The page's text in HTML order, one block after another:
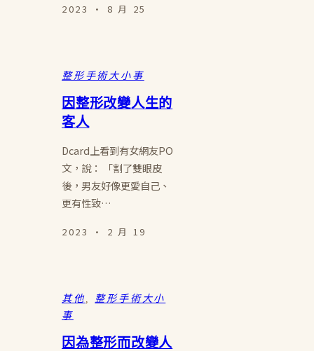
2023 · 8 月 25
整形手術大小事
因整形改變人生的
客人
Dcard上看到有女網友PO
文，說： 「割了雙眼皮
後，男友好像更愛自己、
更有性致…
2023 · 2 月 19
其他
整形手術大小
事
因為整形而改變人